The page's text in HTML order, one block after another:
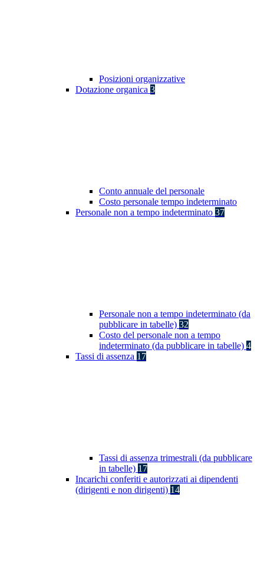
Posizioni organizzative
Dotazione organica 3
Conto annuale del personale
Costo personale tempo indeterminato
Personale non a tempo indeterminato 37
Personale non a tempo indeterminato (da
pubblicare in tabelle) 32
Costo del personale non a tempo
indeterminato (da pubblicare in tabelle) 4
Tassi di assenza 17
Tassi di assenza trimestrali (da pubblicare
in tabelle) 17
Incarichi conferiti e autorizzati ai dipendenti
(dirigenti e non dirigenti) 14